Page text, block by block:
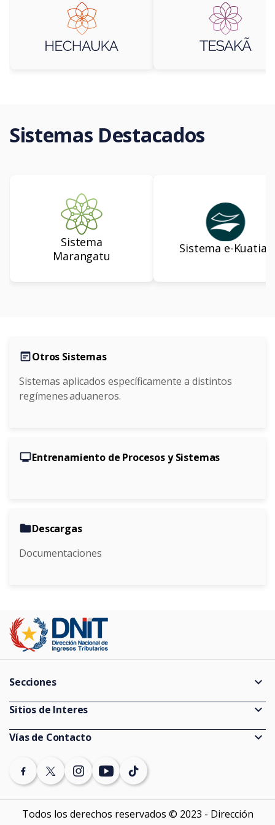
Sistemas Destacados
Sistema
Marangatu
Sistema e-Kuatia’i
wysiwygOtros Sistemas
Sistemas aplicados específicamente a distintos
regímenes aduaneros.
monitorEntrenamiento de Procesos y Sistemas
folderDescargas
Documentaciones
Secciones expand_more
Guías
Consultas de Expedientes
Estadísticas
Vencimientos
Auditores externos Impositivos
Sitios de Interes expand_more
Información Pública
Ministerio de Economía y Finanzas
Banco Central del Paraguay
SEPRELAD
Vías de Contacto expand_more
(021) 729 7000 (discado directo)
Denuncias
Contáctenos
Todos los derechos reservados © 2023 - Dirección